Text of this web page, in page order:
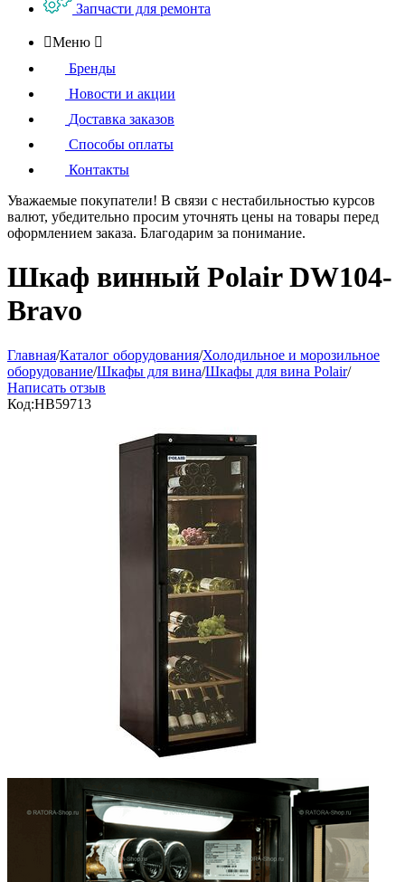
Запчасти для ремонта
Меню 
Бренды
Новости и акции
Доставка заказов
Способы оплаты
Контакты
Уважаемые покупатели! В связи с нестабильностью курсов
валют, убедительно просим уточнять цены на товары перед
оформлением заказа. Благодарим за понимание.
Шкаф винный Polair DW104-
Bravo
Главная/Каталог оборудования/Холодильное и морозильное
оборудование/Шкафы для вина/Шкафы для вина Polair/
Написать отзыв
Код:HB59713